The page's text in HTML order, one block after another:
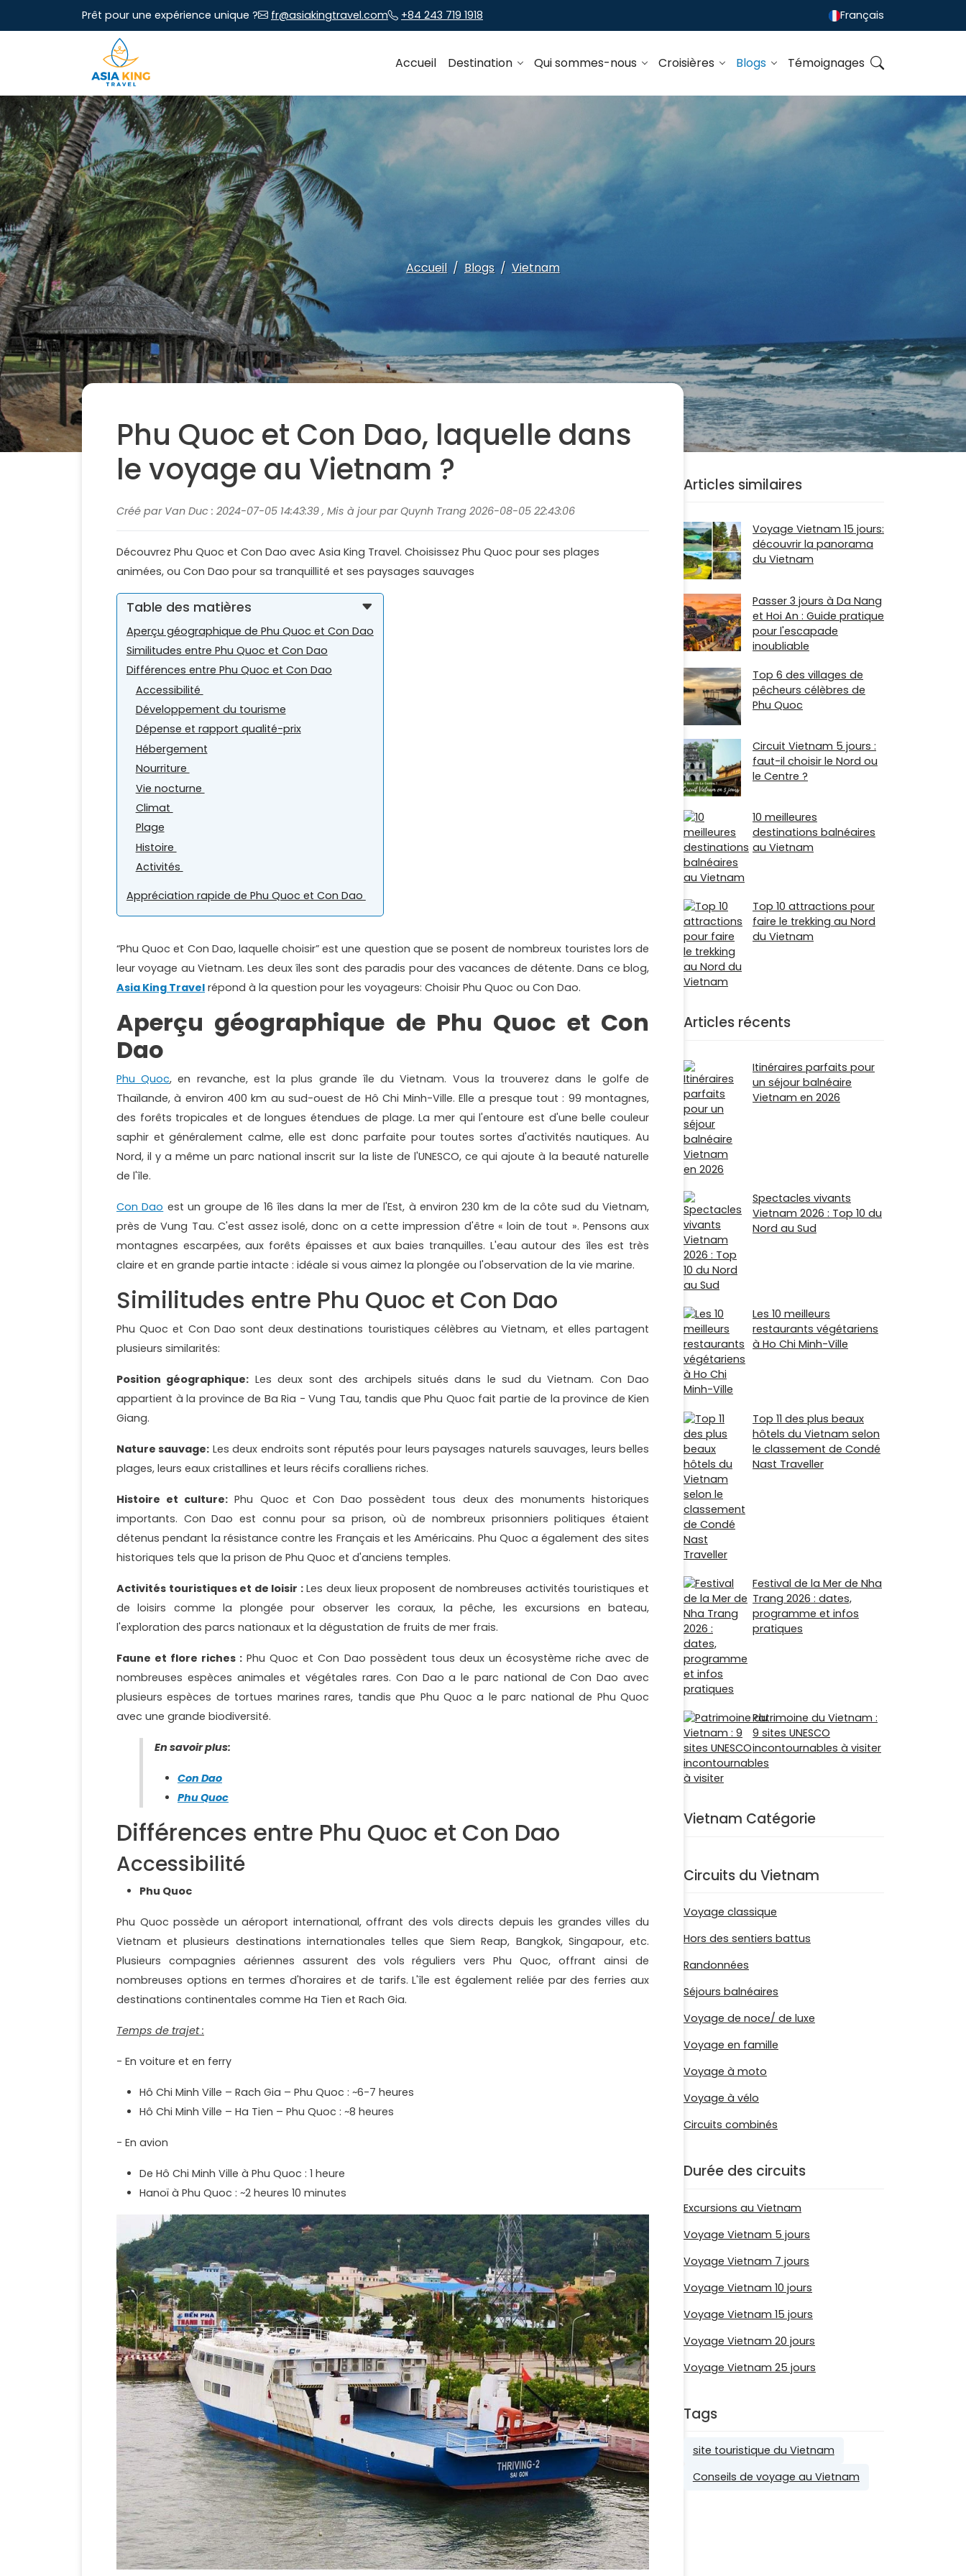
Prêt pour une expérience unique ? fr@asiakingtravel.com +84 243 719 1918 Français
Accueil Destination Qui sommes-nous Croisières Blogs Témoignages
Accueil Blogs Vietnam
Phu Quoc et Con Dao, laquelle dans
le voyage au Vietnam ?
Créé par Van Duc : 2024-07-05 14:43:39 , Mis à jour par Quynh Trang 2026-08-05 22:43:06
Découvrez Phu Quoc et Con Dao avec Asia King Travel. Choisissez Phu Quoc pour ses plages
animées, ou Con Dao pour sa tranquillité et ses paysages sauvages
Table des matières
Aperçu géographique de Phu Quoc et Con Dao
Similitudes entre Phu Quoc et Con Dao
Différences entre Phu Quoc et Con Dao
Accessibilité
Développement du tourisme
Dépense et rapport qualité-prix
Hébergement
Nourriture
Vie nocturne
Climat
Plage
Histoire
Activités
Appréciation rapide de Phu Quoc et Con Dao
“Phu Quoc et Con Dao, laquelle choisir” est une question que se posent de nombreux touristes lors de
leur voyage au Vietnam. Les deux îles sont des paradis pour des vacances de détente. Dans ce blog,
Asia King Travel répond à la question pour les voyageurs: Choisir Phu Quoc ou Con Dao.
Aperçu géographique de Phu Quoc et Con
Dao
Phu Quoc, en revanche, est la plus grande île du Vietnam. Vous la trouverez dans le golfe de
Thaïlande, à environ 400 km au sud-ouest de Hô Chi Minh-Ville. Elle a presque tout : 99 montagnes,
des forêts tropicales et de longues étendues de plage. La mer qui l'entoure est d'une belle couleur
saphir et généralement calme, elle est donc parfaite pour toutes sortes d'activités nautiques. Au
Nord, il y a même un parc national inscrit sur la liste de l'UNESCO, ce qui ajoute à la beauté naturelle
de l'île.
Con Dao est un groupe de 16 îles dans la mer de l'Est, à environ 230 km de la côte sud du Vietnam,
près de Vung Tau. C'est assez isolé, donc on a cette impression d'être « loin de tout ». Pensons aux
montagnes escarpées, aux forêts épaisses et aux baies tranquilles. L'eau autour des îles est très
claire et en grande partie intacte : idéale si vous aimez la plongée ou l'observation de la vie marine.
Similitudes entre Phu Quoc et Con Dao
Phu Quoc et Con Dao sont deux destinations touristiques célèbres au Vietnam, et elles partagent
plusieurs similarités:
Position géographique: Les deux sont des archipels situés dans le sud du Vietnam. Con Dao
appartient à la province de Ba Ria - Vung Tau, tandis que Phu Quoc fait partie de la province de Kien
Giang.
Nature sauvage: Les deux endroits sont réputés pour leurs paysages naturels sauvages, leurs belles
plages, leurs eaux cristallines et leurs récifs coralliens riches.
Histoire et culture: Phu Quoc et Con Dao possèdent tous deux des monuments historiques
importants. Con Dao est connu pour sa prison, où de nombreux prisonniers politiques étaient
détenus pendant la résistance contre les Français et les Américains. Phu Quoc a également des sites
historiques tels que la prison de Phu Quoc et d'anciens temples.
Activités touristiques et de loisir :Les deux lieux proposent de nombreuses activités touristiques et
de loisirs comme la plongée pour observer les coraux, la pêche, les excursions en bateau,
l'exploration des parcs nationaux et la dégustation de fruits de mer frais.
Faune et flore riches : Phu Quoc et Con Dao possèdent tous deux un écosystème riche avec de
nombreuses espèces animales et végétales rares. Con Dao a le parc national de Con Dao avec
plusieurs espèces de tortues marines rares, tandis que Phu Quoc a le parc national de Phu Quoc
avec une grande biodiversité.
En savoir plus:
Con Dao
Phu Quoc
Différences entre Phu Quoc et Con Dao
Accessibilité
Phu Quoc
Phu Quoc possède un aéroport international, offrant des vols directs depuis les grandes villes du
Vietnam et plusieurs destinations internationales telles que Siem Reap, Bangkok, Singapour, etc.
Plusieurs compagnies aériennes assurent des vols réguliers vers Phu Quoc, offrant ainsi de
nombreuses options en termes d'horaires et de tarifs. L'île est également reliée par des ferries aux
destinations continentales comme Ha Tien et Rach Gia.
Temps de trajet :
- En voiture et en ferry
Hô Chi Minh Ville – Rach Gia – Phu Quoc : ~6-7 heures
Hô Chi Minh Ville – Ha Tien – Phu Quoc : ~8 heures
- En avion
De Hô Chi Minh Ville à Phu Quoc : 1 heure
Hanoï à Phu Quoc : ~2 heures 10 minutes
Articles similaires
Voyage Vietnam 15 jours:
découvrir la panorama
du Vietnam
Passer 3 jours à Da Nang
et Hoi An : Guide pratique
pour l'escapade
inoubliable
Top 6 des villages de
pêcheurs célèbres de
Phu Quoc
Circuit Vietnam 5 jours :
faut-il choisir le Nord ou
le Centre ?
10 meilleures
destinations balnéaires
au Vietnam
Top 10 attractions pour
faire le trekking au Nord
du Vietnam
Articles récents
Itinéraires parfaits pour
un séjour balnéaire
Vietnam en 2026
Spectacles vivants
Vietnam 2026 : Top 10 du
Nord au Sud
Les 10 meilleurs
restaurants végétariens
à Ho Chi Minh-Ville
Top 11 des plus beaux
hôtels du Vietnam selon
le classement de Condé
Nast Traveller
Festival de la Mer de Nha
Trang 2026 : dates,
programme et infos
pratiques
Patrimoine du Vietnam :
9 sites UNESCO
incontournables à visiter
Vietnam Catégorie
Circuits du Vietnam
Voyage classique
Hors des sentiers battus
Randonnées
Séjours balnéaires
Voyage de noce/ de luxe
Voyage en famille
Voyage à moto
Voyage à vélo
Circuits combinés
Durée des circuits
Excursions au Vietnam
Voyage Vietnam 5 jours
Voyage Vietnam 7 jours
Voyage Vietnam 10 jours
Voyage Vietnam 15 jours
Voyage Vietnam 20 jours
Voyage Vietnam 25 jours
Tags
site touristique du Vietnam
Conseils de voyage au Vietnam